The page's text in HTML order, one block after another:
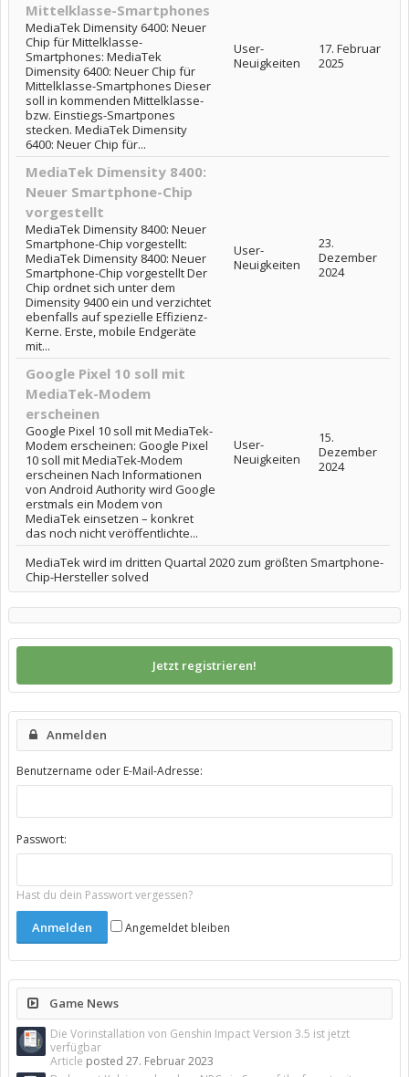
Mittelklasse-Smartphones
MediaTek Dimensity 6400: Neuer
Chip für Mittelklasse-
Smartphones: MediaTek
Dimensity 6400: Neuer Chip für
Mittelklasse-Smartphones Dieser
soll in kommenden Mittelklasse-
bzw. Einstiegs-Smartpones
stecken. MediaTek Dimensity
6400: Neuer Chip für...
User-
Neuigkeiten
17. Februar
2025
MediaTek Dimensity 8400:
Neuer Smartphone-Chip
vorgestellt
MediaTek Dimensity 8400: Neuer
Smartphone-Chip vorgestellt:
MediaTek Dimensity 8400: Neuer
Smartphone-Chip vorgestellt Der
Chip ordnet sich unter dem
Dimensity 9400 ein und verzichtet
ebenfalls auf spezielle Effizienz-
Kerne. Erste, mobile Endgeräte
mit...
User-
Neuigkeiten
23.
Dezember
2024
Google Pixel 10 soll mit
MediaTek-Modem
erscheinen
Google Pixel 10 soll mit MediaTek-
Modem erscheinen: Google Pixel
10 soll mit MediaTek-Modem
erscheinen Nach Informationen
von Android Authority wird Google
erstmals ein Modem von
MediaTek einsetzen – konkret
das noch nicht veröffentlichte...
User-
Neuigkeiten
15.
Dezember
2024
MediaTek wird im dritten Quartal 2020 zum größten Smartphone-
Chip-Hersteller solved
Jetzt registrieren!
Anmelden
Benutzername oder E-Mail-Adresse:
Passwort:
Hast du dein Passwort vergessen?
Angemeldet bleiben
Game News
Die Vorinstallation von Genshin Impact Version 3.5 ist jetzt
verfügbar
Article posted 27. Februar 2023